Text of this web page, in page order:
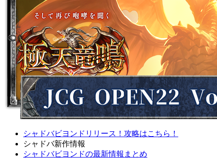
シャドバビヨンドリリース！攻略はこちら！
シャドバ新作情報
シャドバビヨンドの最新情報まとめ